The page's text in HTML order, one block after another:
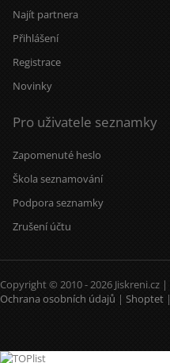
Najít partnera
Přihlášení
Registrace
Novinky
Pro uživatele seznamky
Zapomenuté heslo
Škola seznamování
Podpora seznamky
Zrušení účtu
Copyright © 2010 - 2026 Jiskreni.cz |
Ochrana osobních údajů | Shoptet |